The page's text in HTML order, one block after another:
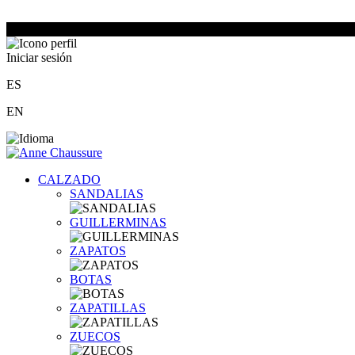
Iniciar sesión
ES
EN
CALZADO
SANDALIAS
GUILLERMINAS
ZAPATOS
BOTAS
ZAPATILLAS
ZUECOS